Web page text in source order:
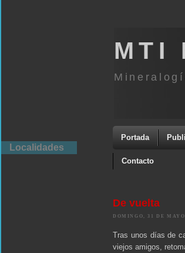
MTI
Portada
Contacto
De vuelta
DOMINGO, 31 DE
Tras unos días de
viejos amigos,
Localidades